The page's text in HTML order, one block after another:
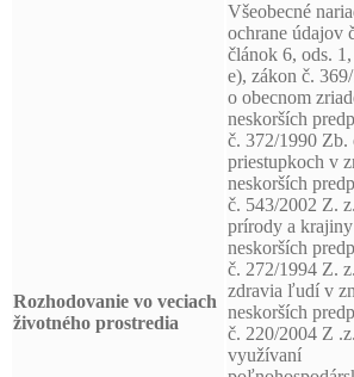
Rozhodovanie vo veciach
životného prostredia
Všeobecné
ochrane údajov
článok 6, ods.
e), zákon č.
o obecnom
neskorších
č. 372/1990 Zb.
priestupkoch v
neskorších
č. 543/2002 Z.
prírody a
neskorších
č. 272/1994 Z.
zdravia ľudí v
neskorších
č. 220/2004 Z
využívaní